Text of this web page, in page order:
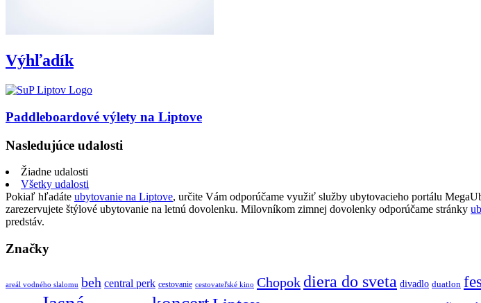
Výhľadík
Paddleboardové výlety na Liptove
Nasledujúce udalosti
Žiadne udalosti
Všetky udalosti
Pokiaľ hľadáte ubytovanie na Liptove, určite Vám odporúčame využiť služby ubytovacieho portálu
zarezervujete štýlové ubytovanie na letnú dovolenku. Milovníkom zimnej dovolenky odporúčame stránky
predstáv.
Značky
areál vodného slalomu beh central perk cestovanie cestovateľské kino Chopokdiera do sveta divadlo duatlon